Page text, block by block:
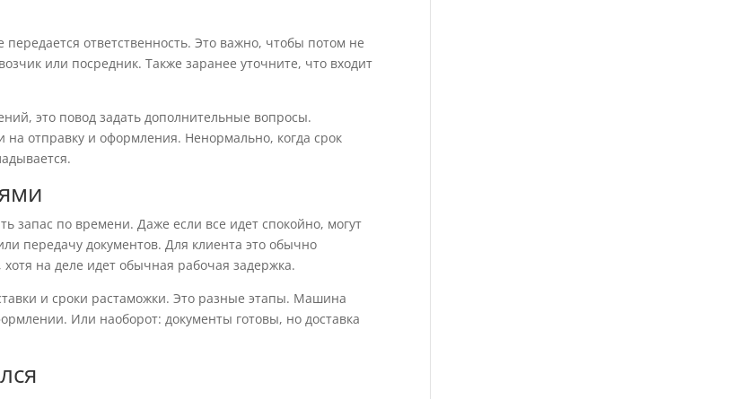
передается ответственность. Это важно, чтобы потом не
или посредник. Также заранее уточните, что входит
это повод задать дополнительные вопросы.
отправку и оформления. Ненормально, когда срок
запас по времени. Даже если все идет спокойно, могут
передачу документов. Для клиента это обычно
на деле идет обычная рабочая задержка.
и сроки растаможки. Это разные этапы. Машина
Или наоборот: документы готовы, но доставка